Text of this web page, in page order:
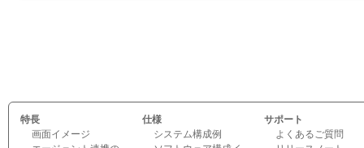
特長
画面イメージ
仕様
システム構成例
サポート
よくあるご質問